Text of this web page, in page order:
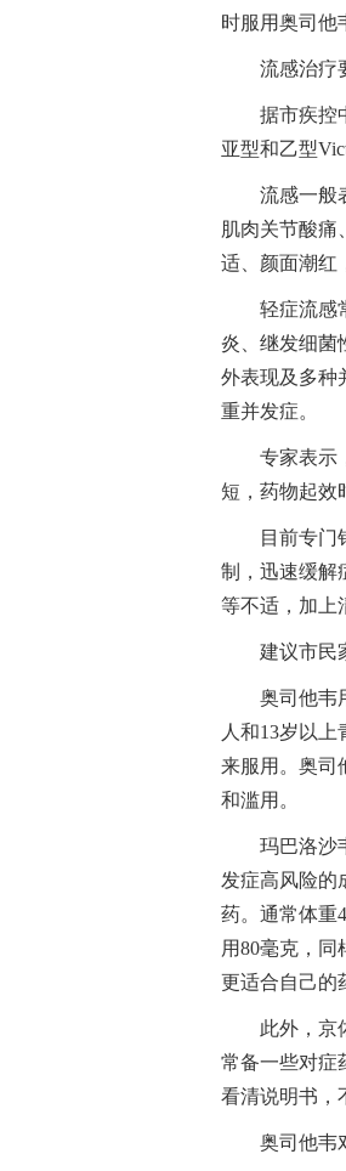
时服用奥司他
流感治疗
据市疾控
亚型和乙型
流感一般
肌肉关节酸
适、颜面潮红
轻症流感
炎、继发细菌
外表现及多种
重并发症。
专家表示
短，药物起效
目前专门
制，迅速缓解
等不适，加上
建议市民
奥司他韦
人和13岁以
来服用。奥司
和滥用。
玛巴洛沙
发症高风险的
药。通常体重
用80毫克，
更适合自己的
此外，京
常备一些对症
看清说明书，
奥司他韦